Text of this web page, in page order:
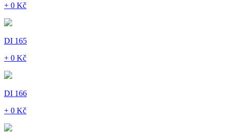
+ 0 Kč
DI 165
+ 0 Kč
DI 166
+ 0 Kč